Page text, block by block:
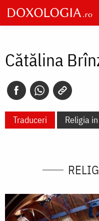
Skip
to
main
Cătălina
Traduceri Religia